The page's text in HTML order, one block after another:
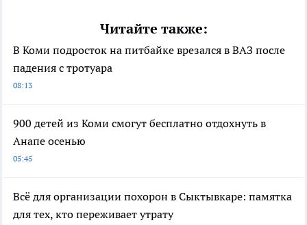
Читайте также:
В Коми подросток на питбайке врезался в ВАЗ после
падения с тротуара
08:13
900 детей из Коми смогут бесплатно отдохнуть в
Анапе осенью
05:45
Всё для организации похорон в Сыктывкаре: памятка
для тех, кто переживает утрату